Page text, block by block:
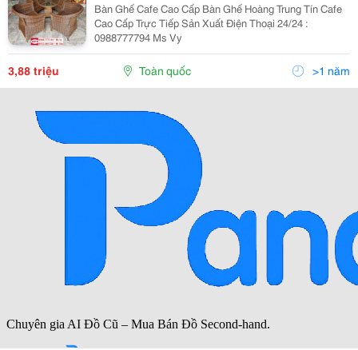
Bàn Ghế Cafe Cao Cấp Bàn Ghế Hoàng Trung Tín Cafe
Cao Cấp Trực Tiếp Sản Xuất Điện Thoại 24/24 :
0988777794 Ms Vy
3,88 triệu Toàn quốc >1 năm